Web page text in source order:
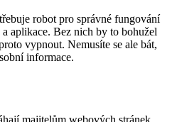
robot pro správné fungování
aplikace. Bez nich by to bohužel
vypnout. Nemusíte se ale bát,
informace.